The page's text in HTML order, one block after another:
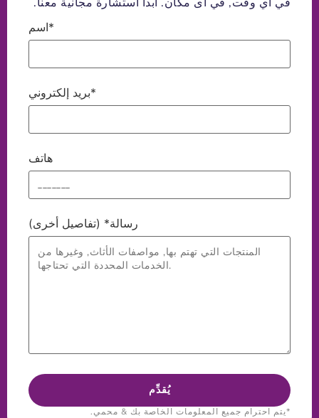
اسم*
بريد إلكتروني*
هاتف
رسالة* (تفاصيل أخرى)
*يتم احترام جميع المعلومات الخاصة بك & محمي.